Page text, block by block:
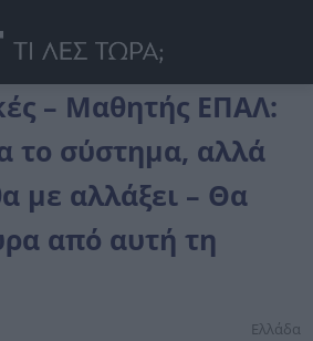
– Μαθητής ΕΠΑΛ:
το σύστημα, αλλά
με αλλάξει – Θα
από αυτή τη
Ελλάδα